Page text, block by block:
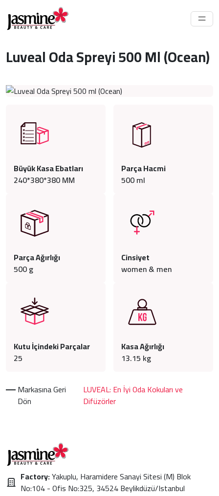
Luveal Oda Spreyi 500 Ml (Ocean)
Büyük Kasa Ebatları
240*380*380 MM
Parça Hacmi
500ml
Parça Ağırlığı
500g
Cinsiyet
women & men
Kutu İçindeki Parçalar
25
Kasa Ağırlığı
13.15 kg
Markasına Geri
Dön
LUVEAL: En İyi Oda Kokuları ve
Difüzörler
Factory:Yakuplu, Haramidere Sanayi Sitesi (M) Blok
No:104 - Ofis No:325, 34524 Beylikdüzü/Istanbul